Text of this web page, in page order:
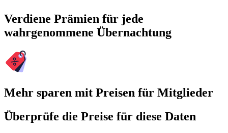
Verdiene Prämien für jede
wahrgenommene Übernachtung
Mehr sparen mit Preisen für Mitglieder
Überprüfe die Preise für diese Daten